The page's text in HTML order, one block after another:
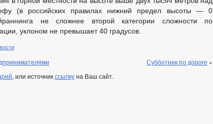
(в российских правилах нижний предел высоты — 0
не сложнее второй категории сложности по
уклоном не превышает 40 градусов.
Субботник по дороге »
, или источникссылкуна Ваш сайт.